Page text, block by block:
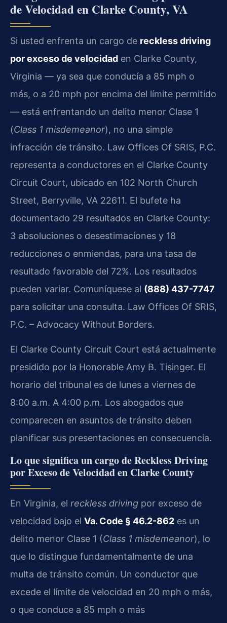
de Velocidad en Clarke County, VA
Si usted enfrenta un cargo de reckless driving
por exceso de velocidad en Clarke County,
Virginia — ya sea que conducía a 85 mph o
más, o a 20 mph por encima del límite permitido
— está enfrentando un delito menor Clase 1
(Class 1 misdemeanor), no una simple
infracción de tránsito. Law Offices Of SRIS, P.C.
representa a conductores en el Clarke County
Circuit Court, ubicado en 102 North Church
Street, Berryville, VA 22611. El bufete ha
documentado 29 resultados en Clarke County:
3 absoluciones o desestimaciones y 18
reducciones o enmiendas, para una tasa de
resultado favorable del 72%. Los resultados
pueden variar. Comuníquese al (888) 437-7747
para solicitar una consulta. Law Offices Of SRIS,
P.C. – Advocacy Without Borders.
El Clarke County Circuit Court está actualmente
presidido por la Honorable Amy B. Tisinger. El
horario del tribunal es de lunes a viernes de
8:00 a.m. A 4:00 p.m. Los abogados que
comparecen en asuntos de tránsito deben
planificar sus presentaciones en consecuencia.
Lo que significa un cargo de Reckless Driving
por Exceso de Velocidad en Clarke County
En Virginia, el reckless driving por exceso de
velocidad bajo el Va. Code § 46.2-862 es un
delito menor Clase 1 (Class 1 misdemeanor), lo
que lo distingue fundamentalmente de una
multa de tránsito común. Un conductor que
excede el límite de velocidad en 20 mph o más,
o que conduce a 85 mph o más